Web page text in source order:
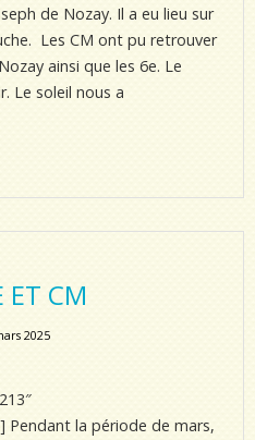
de Nozay. Il a eu lieu sur
Les CM ont pu retrouver
ainsi que les 6e. Le
Le soleil nous a
ET CM
2025
Pendant la période de mars,